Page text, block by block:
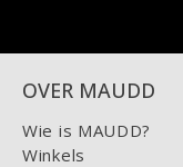
OVER MAUDD
Wie is MAUDD?
Winkels